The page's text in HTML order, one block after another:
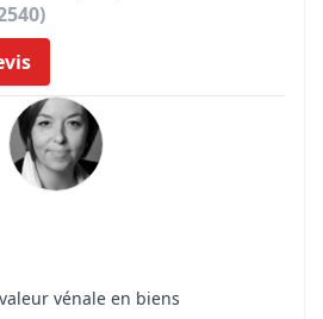
vénale en biens